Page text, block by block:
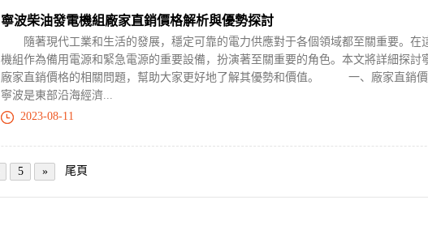
寧波柴油發電機組廠家直銷價格解析與優勢探討
隨著現代工業和生活的發展，穩定可靠的電力供應對于各個領域都至關重要。在
機組作為備用電源和緊急電源的重要設備，扮演著至關重要的角色。本文將詳細探討
廠家直銷價格的相關問題，幫助大家更好地了解其優勢和價值。 一、廠家直
寧波是東部沿海經濟...
2023-08-11
5 » 尾頁